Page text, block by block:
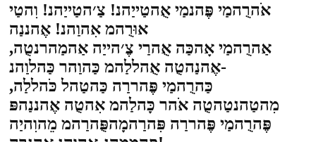
אֹהרֻהמַי פֶּהנמַי אֻהטַייַהנ! צַ׳הטַייַהנ! וִהטַי
אוּרֻהמ אִהוַהנ! אֶהננַה
אַהרֻהמַי אָהכַּה אֻהרַי צֶ׳הייַה אַהמַהרנטֻה,
אֶהנַהטֻה אֻהללַהמ כַּהוַהר כַּהלוַהנ-
כַּהרֻהמַי פֶּהררַה כַּהטַהל כֹּהללַה,
מִהטַהנטַהטֻה אֹהר כָּהלַהמ אִהטֻה אֶהננַהפּ
פֶּהרֻהמַי פֶּהררַה פִּהרַהמָהפֻּהרַהמ מֵהוִהיַה